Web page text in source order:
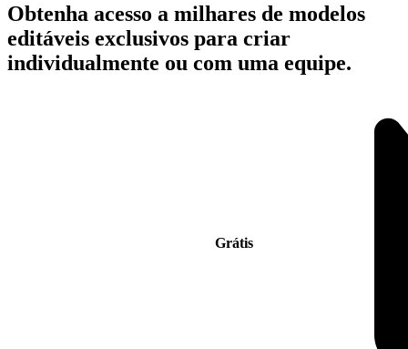
Obtenha acesso a milhares de modelos
editáveis exclusivos para criar
individualmente ou com uma equipe.
Grátis